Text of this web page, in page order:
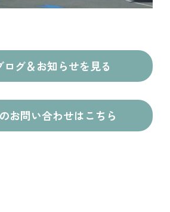
グ＆お知らせを見る
お問い合わせはこちら